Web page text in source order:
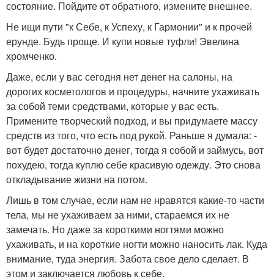
состояние. Пойдите от обратного, измените внешнее.
Не ищи пути "к Себе, к Успеху, к Гармонии" и к прочей
ерунде. Будь проще. И купи новые туфли! Эвелина
хромченко.
Даже, если у вас сегодня нет денег на салоны, на
дорогих косметологов и процедуры, начните ухаживать
за собой теми средствами, которые у вас есть.
Примените творческий подход, и вы придумаете массу
средств из того, что есть под рукой. Раньше я думала: -
вот будет достаточно денег, тогда я собой и займусь, вот
похудею, тогда куплю себе красивую одежду. Это снова
откладывание жизни на потом.
Лишь в том случае, если нам не нравятся какие-то части
тела, мы не ухаживаем за ними, стараемся их не
замечать. Но даже за короткими ногтями можно
ухаживать, и на короткие ногти можно наносить лак. Куда
внимание, туда энергия. Забота свое дело сделает. В
этом и заключается любовь к себе.